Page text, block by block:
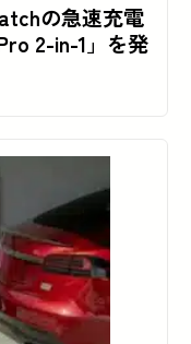
の急速充電
2-in-1」を発